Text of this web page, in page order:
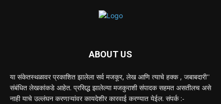
ABOUT US
या संकेतस्थळावर प्रकाशित झालेला सर्व मजकूर, लेख आणि त्याचे हक्क , जबाबदारी''
संबंधित लेखकांकडे आहेत. प्रसिद्ध झालेल्या मजकुराशी संपादक सहमत असतीलच असे
नाही याचे उल्लंघन करणाऱ्यांवर कायदेशीर कारवाई करण्यात येईल. संपर्क :-